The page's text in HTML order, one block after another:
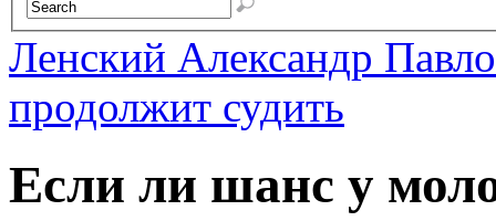
Ленский Александр
продолжит судить
Если ли шанс у